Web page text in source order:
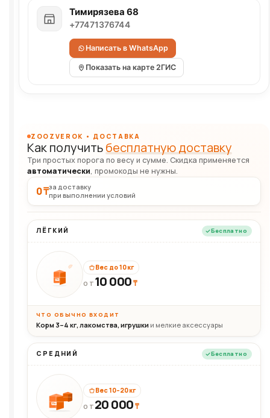
Тимирязева 68
+77471376744
Написать в WhatsApp
Показать на карте 2ГИС
ZOOZVEROK • ДОСТАВКА
Как получитьбесплатную доставку
Три простых порога по весу и сумме. Скидка применяется
автоматически, промокоды не нужны.
0 ₸за доставку
при выполнении условий
ЛЁГКИЙ Бесплатно
10кг
Вес до 10 кг
ОТ 10 000₸
ЧТО ОБЫЧНО ВХОДИТ
Корм 3–4 кг, лакомства, игрушки и мелкие аксессуары
СРЕДНИЙ Бесплатно
20кг
Вес 10–20 кг
ОТ 20 000₸